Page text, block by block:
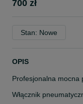
700 zł
Stan: Nowe
OPIS
Profesjonalna mocna
Włącznik